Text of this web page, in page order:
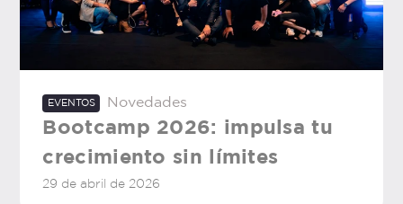
EVENTOS Novedades
Bootcamp 2026: impulsa tu
crecimiento sin límites
29 de abril de 2026